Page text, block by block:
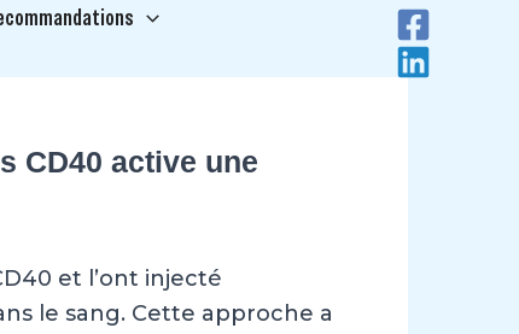
CD40 active une
et l’ont injecté
le sang. Cette approche a